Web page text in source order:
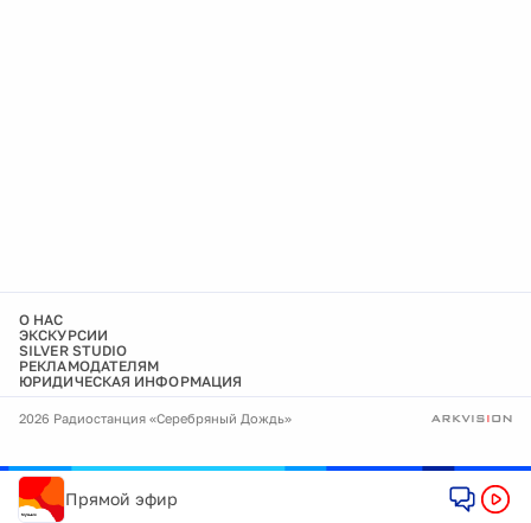
О НАС
ЭКСКУРСИИ
SILVER STUDIO
РЕКЛАМОДАТЕЛЯМ
ЮРИДИЧЕСКАЯ ИНФОРМАЦИЯ
2026 Радиостанция «Серебряный Дождь»
Прямой эфир